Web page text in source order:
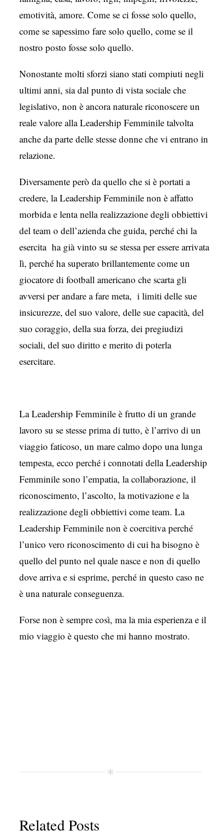
emotività, amore. Come se ci fosse solo quello,
come se sapessimo fare solo quello, come se il
nostro posto fosse solo quello.
Nonostante molti sforzi siano stati compiuti negli
ultimi anni, sia dal punto di vista sociale che
legislativo, non è ancora naturale riconoscere un
reale valore alla Leadership Femminile talvolta
anche da parte delle stesse donne che vi entrano in
relazione.
Diversamente però da quello che si è portati a
credere, la Leadership Femminile non è affatto
morbida e lenta nella realizzazione degli obbiettivi
del team o dell’azienda che guida, perché chi la
esercita ha già vinto su se stessa per essere arrivata
lì, perché ha superato brillantemente come un
giocatore di football americano che scarta gli
avversi per andare a fare meta, i limiti delle sue
insicurezze, del suo valore, delle sue capacità, del
suo coraggio, della sua forza, dei pregiudizi
sociali, del suo diritto e merito di poterla
esercitare.
La Leadership Femminile è frutto di un grande
lavoro su se stesse prima di tutto, è l’arrivo di un
viaggio faticoso, un mare calmo dopo una lunga
tempesta, ecco perché i connotati della Leadership
Femminile sono l’empatia, la collaborazione, il
riconoscimento, l’ascolto, la motivazione e la
realizzazione degli obbiettivi come team. La
Leadership Femminile non è coercitiva perché
l’unico vero riconoscimento di cui ha bisogno è
quello del punto nel quale nasce e non di quello
dove arriva e si esprime, perché in questo caso ne
è una naturale conseguenza.
Forse non è sempre così, ma la mia esperienza e il
mio viaggio è questo che mi hanno mostrato.
Related Posts